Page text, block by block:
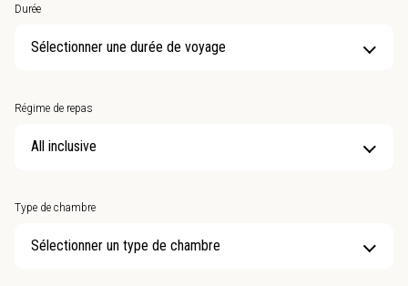
Durée
Sélectionner une durée de voyage
Régime de repas
Type de chambre
Sélectionner un type de chambre